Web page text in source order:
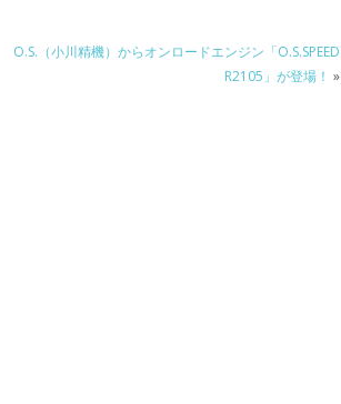
O.S.（小川精機）からオンロードエンジン「O.S.SPEED
R2105」が登場！ »